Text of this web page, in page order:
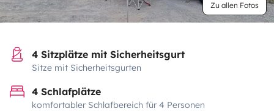
Zu allen Fotos
4 Sitzplätze mit Sicherheitsgurt
Sitze mit Sicherheitsgurten
4 Schlafplätze
komfortabler Schlafbereich für 4 Personen